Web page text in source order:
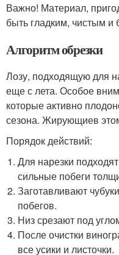
Важно! Материал,
быть гладким, чистым и
Алгоритм обрезки
Лозу, подходящую для
еще с лета. Особое
которые активно
сезона. Жирующиев
Порядок действий:
Для нарезки
сильные побеги
Заготавливают
побегов.
Низ срезают под
После очистки
все усики и листочки.